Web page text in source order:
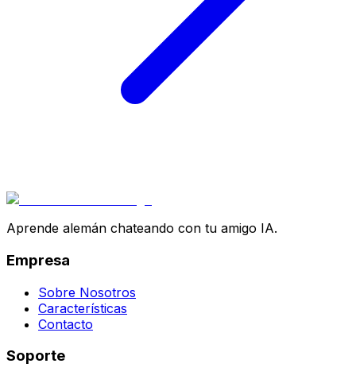
Aprende alemán chateando con tu amigo IA.
Empresa
Sobre Nosotros
Características
Contacto
Soporte